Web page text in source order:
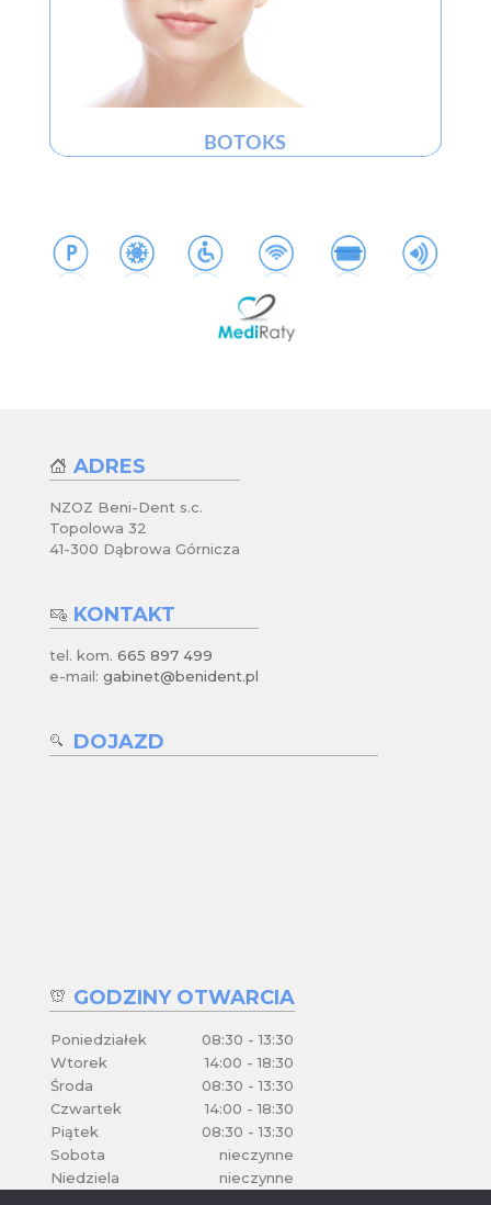
BOTOKS
ADRES
NZOZ Beni-Dent s.c.
Topolowa 32
41-300 Dąbrowa Górnicza
KONTAKT
tel. kom. 665 897 499
e-mail: gabinet@benident.pl
DOJAZD
GODZINY OTWARCIA
Poniedziałek
08:30 - 13:30
Wtorek
14:00 - 18:30
Środa
08:30 - 13:30
Czwartek
14:00 - 18:30
Piątek
08:30 - 13:30
Sobota
nieczynne
Niedziela
nieczynne